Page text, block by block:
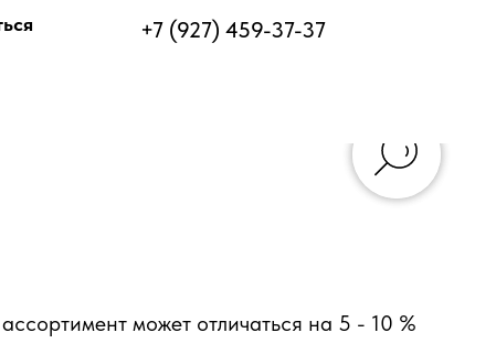
+7 (927) 459-37-37
может отличаться на 5 - 10 %